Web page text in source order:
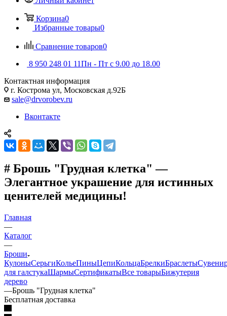
Корзина0
Избранные товары0
Сравнение товаров0
8 950 248 01 11Пн - Пт с 9.00 до 18.00
Контактная информация
г. Кострома ул, Московская д.92Б
sale@drvorobev.ru
Вконтакте
# Брошь "Грудная клетка" —
Элегантное украшение для истинных
ценителей медицины!
Главная
—
Каталог
—
Броши
КулоныСерьгиКольеПиныЦепиКольцаБрелкиБраслеты
для галстукаШармыСертификатыВсе товарыБижутерия
дерево
—Брошь "Грудная клетка"
Бесплатная доставка